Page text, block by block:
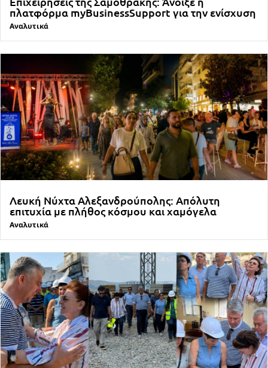
πλατφόρμα myBusinessSupport για την ενίσχυση
Αναλυτικά
Λευκή Νύχτα Αλεξανδρούπολης: Απόλυτη
επιτυχία με πλήθος κόσμου και χαμόγελα
Αναλυτικά